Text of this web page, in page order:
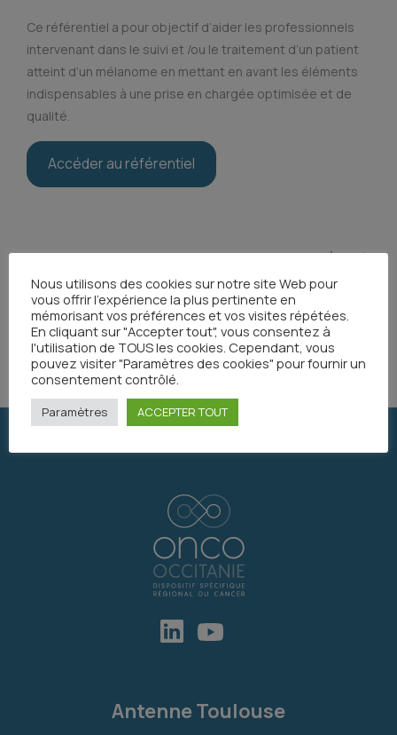
Ce référentiel a pour objectif d’aider les professionnels
intervenant dans le suivi et /ou le traitement d’un patient
atteint d’un mélanome en mettant en avant les éléments
indispensables à une prise en chargée optimisée et de
qualité.
Accéder au référentiel
Toutes les actualités
Partager
Antenne Toulouse
Nous utilisons des cookies sur notre site Web pour
vous offrir l'expérience la plus pertinente en
mémorisant vos préférences et vos visites répétées.
En cliquant sur "Accepter tout", vous consentez à
l'utilisation de TOUS les cookies. Cependant, vous
pouvez visiter "Paramètres des cookies" pour fournir un
consentement contrôlé.
Paramètres ACCEPTER TOUT